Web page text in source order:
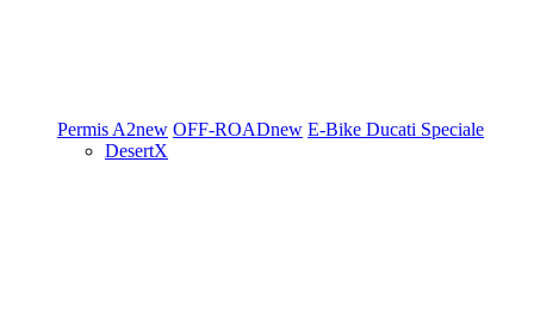
Permis A2new OFF-ROADnew E-Bike Ducati Speciale
DesertX